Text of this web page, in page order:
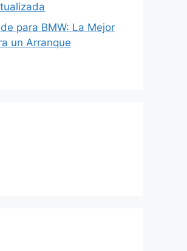
para BMW: La Mejor
un Arranque